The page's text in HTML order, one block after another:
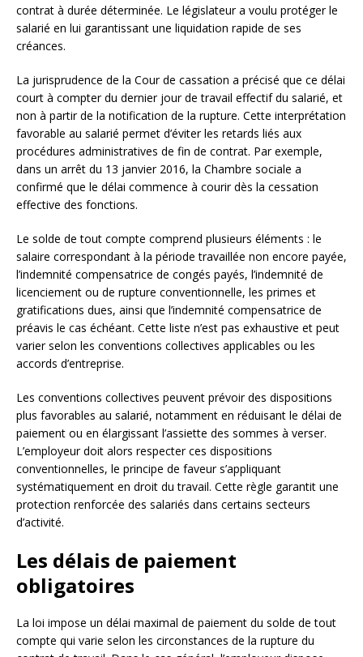
contrat à durée déterminée. Le législateur a voulu protéger le
salarié en lui garantissant une liquidation rapide de ses
créances.
La jurisprudence de la Cour de cassation a précisé que ce délai
court à compter du dernier jour de travail effectif du salarié, et
non à partir de la notification de la rupture. Cette interprétation
favorable au salarié permet d’éviter les retards liés aux
procédures administratives de fin de contrat. Par exemple,
dans un arrêt du 13 janvier 2016, la Chambre sociale a
confirmé que le délai commence à courir dès la cessation
effective des fonctions.
Le solde de tout compte comprend plusieurs éléments : le
salaire correspondant à la période travaillée non encore payée,
l’indemnité compensatrice de congés payés, l’indemnité de
licenciement ou de rupture conventionnelle, les primes et
gratifications dues, ainsi que l’indemnité compensatrice de
préavis le cas échéant. Cette liste n’est pas exhaustive et peut
varier selon les conventions collectives applicables ou les
accords d’entreprise.
Les conventions collectives peuvent prévoir des dispositions
plus favorables au salarié, notamment en réduisant le délai de
paiement ou en élargissant l’assiette des sommes à verser.
L’employeur doit alors respecter ces dispositions
conventionnelles, le principe de faveur s’appliquant
systématiquement en droit du travail. Cette règle garantit une
protection renforcée des salariés dans certains secteurs
d’activité.
Les délais de paiement
obligatoires
La loi impose un délai maximal de paiement du solde de tout
compte qui varie selon les circonstances de la rupture du